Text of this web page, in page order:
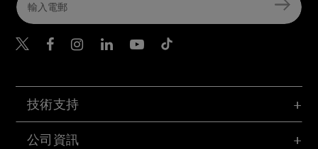
技術支持
公司資訊
Belkin Twitter
Belkin Hong Kong
Belkin Instagram
Belkin Hong Kong
Belkin Youtube
Belkin TikTok